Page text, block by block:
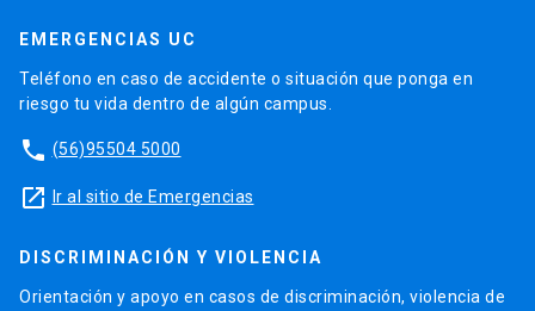
EMERGENCIAS UC
Teléfono en caso de accidente o situación que ponga en
riesgo tu vida dentro de algún campus.
phone (56)95504 5000
launch Ir al sitio de Emergencias
DISCRIMINACIÓN Y VIOLENCIA
Orientación y apoyo en casos de discriminación, violencia de